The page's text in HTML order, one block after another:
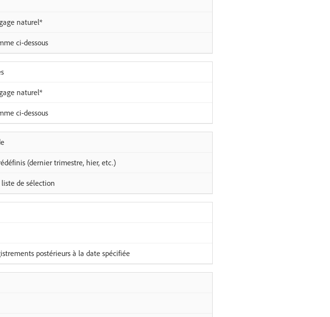
naturel*
ci-dessous
naturel*
ci-dessous
(dernier trimestre, hier, etc.)
de sélection
postérieurs à la date spécifiée